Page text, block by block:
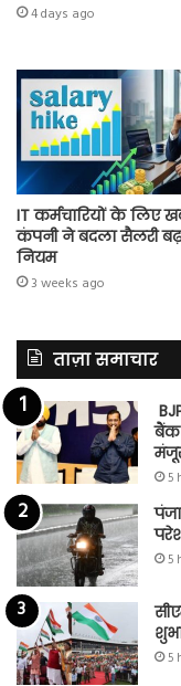
4 days ago
IT कर्मचारियों के लिए
कंपनी ने बदला सैलरी
नियम
3 weeks ago
ताज़ा समाचार
बैंक
5
5
5